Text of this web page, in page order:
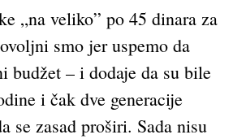
„na veliko” po 45 dinara za
smo jer uspemo da
budžet – i dodaje da su bile
i čak dve generacije
se zasad proširi. Sada nisu